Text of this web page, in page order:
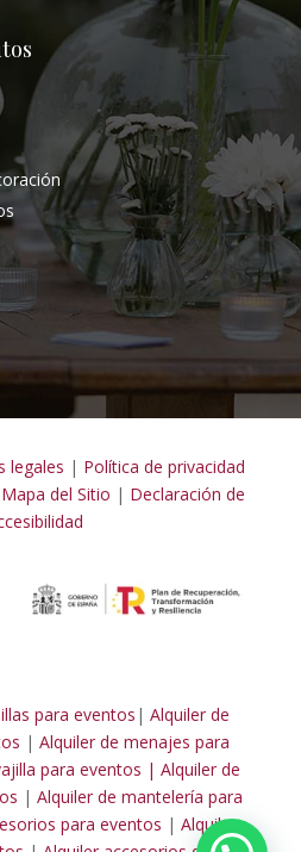
legales | Política de privacidad
Mapa del Sitio | Declaración de
para eventos | Alquiler de
| Alquiler de menajes para
para eventos | Alquiler de
|Alquiler de mantelería para
para eventos |Alquiler